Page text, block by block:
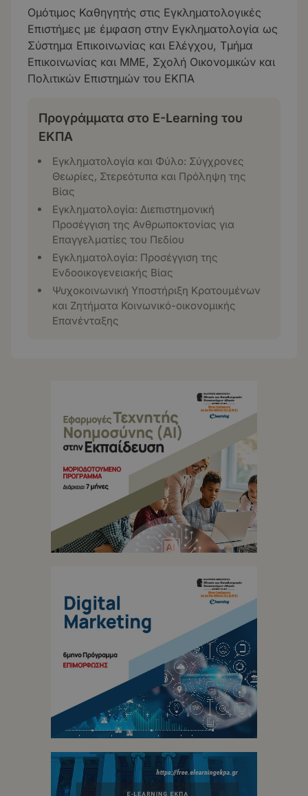
Ομότιμος Καθηγητής στις Εγκληματολογικές
Επιστήμες με έμφαση στην Εγκληματολογία ως
Σύστημα Επικοινωνίας και Ελέγχου, Τμήμα
Επικοινωνίας και ΜΜΕ, Σχολή Οικονομικών και
Πολιτικών Επιστημών του ΕΚΠΑ
Προγράμματα στο E-Learning του
ΕΚΠΑ
Εγκληματολογία και Φύλο: Σύγχρονες
Θεωρίες, Στερεότυπα και Πρόληψη της
Βίας
Εγκληματολογία: Διεπιστημονική
Προσέγγιση της Ανθρωποκτονίας για
Επαγγελματίες του Πεδίου
Εγκληματολογία: Προσέγγιση της
Ενδοοικογενειακής Βίας
Ψυχοκοινωνική Υποστήριξη Κρατουμένων
και Ζητήματα Κοινωνικό-οικονομικής
Επανένταξης